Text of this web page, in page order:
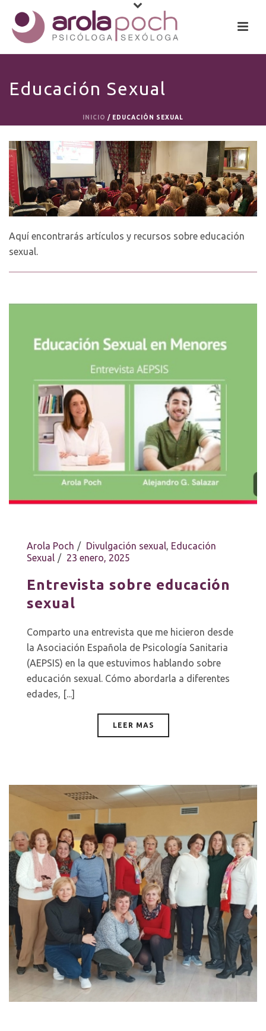
Educación Sexual
INICIO / EDUCACIÓN SEXUAL
Aquí encontrarás artículos y recursos sobre educación
sexual.
Arola Poch Divulgación sexual
Educación
Sexual
23 enero, 2025
Entrevista sobre educación
sexual
Comparto una entrevista que me hicieron desde
la Asociación Española de Psicología Sanitaria
(AEPSIS) en la que estuvimos hablando sobre
educación sexual. Cómo abordarla a diferentes
edades, [...]
LEER MAS